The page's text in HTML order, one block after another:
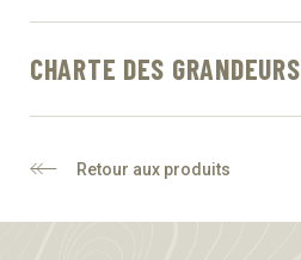
CHARTE DES GRANDEURS
Retour aux produits